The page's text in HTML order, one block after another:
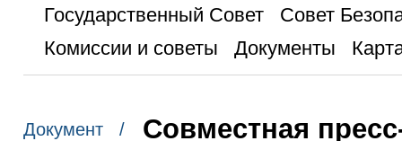
Государственный Совет
Совет
Комиссии и советы
Документы
Документ /
Совместная